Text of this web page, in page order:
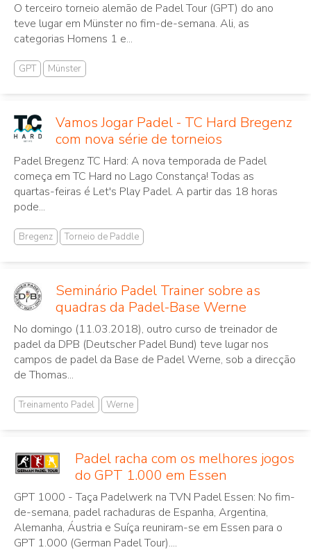
O terceiro torneio alemão de Padel Tour (GPT) do ano
teve lugar em Münster no fim-de-semana. Ali, as
categorias Homens 1 e...
GPT Münster
Vamos Jogar Padel - TC Hard Bregenz
com nova série de torneios
Padel Bregenz TC Hard: A nova temporada de Padel
começa em TC Hard no Lago Constança! Todas as
quartas-feiras é Let's Play Padel. A partir das 18 horas
pode...
Bregenz Torneio de Paddle
Seminário Padel Trainer sobre as
quadras da Padel-Base Werne
No domingo (11.03.2018), outro curso de treinador de
padel da DPB (Deutscher Padel Bund) teve lugar nos
campos de padel da Base de Padel Werne, sob a direcção
de Thomas...
Treinamento Padel Werne
Padel racha com os melhores jogos
do GPT 1.000 em Essen
GPT 1000 - Taça Padelwerk na TVN Padel Essen: No fim-
de-semana, padel rachaduras de Espanha, Argentina,
Alemanha, Áustria e Suíça reuniram-se em Essen para o
GPT 1.000 (German Padel Tour)....